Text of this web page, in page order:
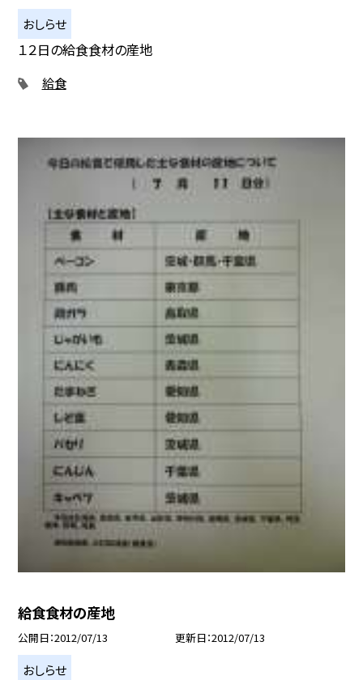
おしらせ
１２日の給食食材の産地
給食
給食食材の産地
公開日 2012/07/13 更新日 2012/07/13
おしらせ